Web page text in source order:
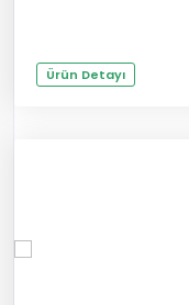
Ürün Detayı